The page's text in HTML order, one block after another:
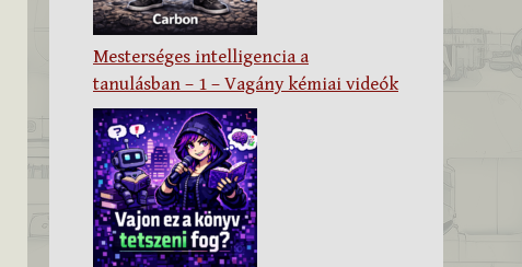
Mesterséges intelligencia a
tanulásban – 1 – Vagány kémiai videók